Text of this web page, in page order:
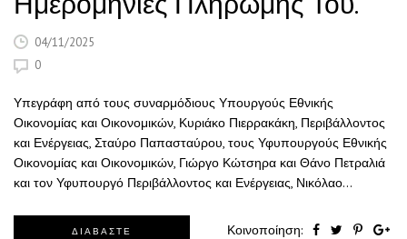
04/11/2025
0
Υπεγράφη από τους συναρμόδιους Υπουργούς Εθνικής
Οικονομίας και Οικονομικών, Κυριάκο Πιερρακάκη, Περιβάλλοντος
και Ενέργειας, Σταύρο Παπασταύρου, τους Υφυπουργούς Εθνικής
Οικονομίας και Οικονομικών, Γιώργο Κώτσηρα και Θάνο Πετραλιά
και τον Υφυπουργό Περιβάλλοντος και Ενέργειας, Νικόλαο…
ΔΙΑΒΑΣΤΕ
Κοινοποίηση: